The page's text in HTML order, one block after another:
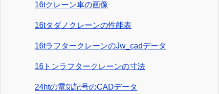
16tクレーン車の画像
16tタダノクレーンの性能表
16tラフタークレーンのJw_cadデータ
16トンラフタークレーンの寸法
24htの電気記号のCADデータ